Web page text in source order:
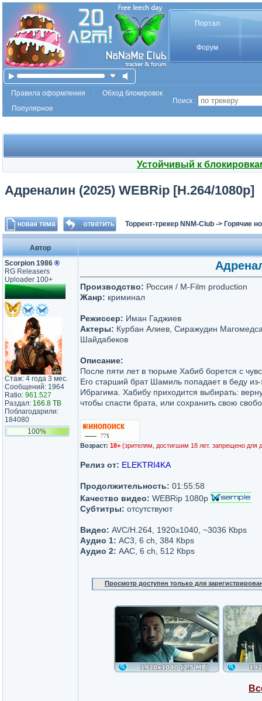
Портал
Форум
Правила оформления
Обход блокировок
Популярное
Поиск :
Устойчивый к
Адреналин (2025) WEBRip [H.264/1080p]
Торрент-трекер NNM-Club -> Горячие
Автор
Scorpion 1986 ®
RG Releasers
Uploader 100+
Стаж: 4 года 3 мес.
Сообщений: 1964
Ratio: 961.527
Раздал: 166.8 TB
Поблагодарили:
184080
100%
Производство: Россия / M-Film production
Жанр: криминал
Режиссер: Иман Гаджиев
Актеры: Курбан Алиев, Сиражудин
Шайдабеков
Описание:
После пяти лет в тюрьме Хабиб борется с
Его старший брат Шамиль попадает в беду из-
Ибрагима. Хабибу приходится выбирать:
чтобы спасти брата, или сохранить свою
Возраст: 18+ (зрителям, достигшим 18 лет. запрещено для
Релиз от: ELEKTRI4KA
Продолжительность: 01:55:58
Качество видео: WEBRip 1080p
Субтитры: отсутствуют
Видео: AVC/H.264, 1920x1040, ~3036 Кbps
Аудио 1: AC3, 6 ch, 384 Кbps
Аудио 2: AAC, 6 ch, 512 Кbps
Просмотр доступен только для